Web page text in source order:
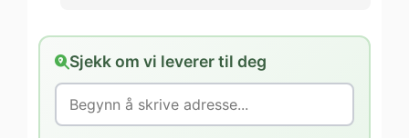
Sjekk om vi leverer til deg